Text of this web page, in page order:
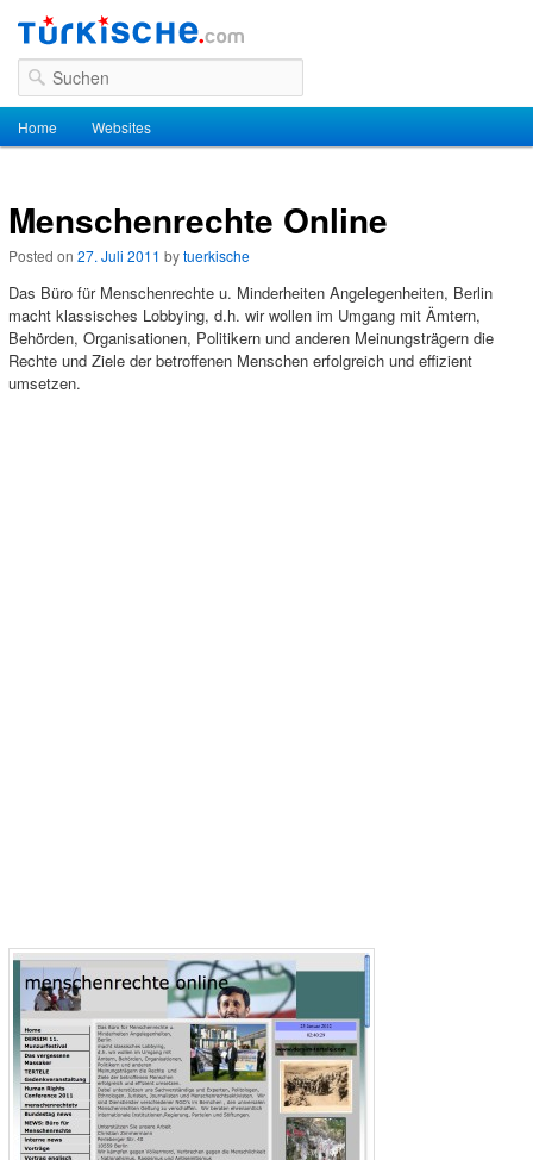
Suchen
Hauptmenü
Zum Inhalt wechseln
Zum sekundären Inhalt wechseln
Home Websites
Menschenrechte Online
Posted on 27. Juli 2011 bytuerkische
Das Büro für Menschenrechte u. Minderheiten Angelegenheiten, Berlin
macht klassisches Lobbying, d.h. wir wollen im Umgang mit Ämtern,
Behörden, Organisationen, Politikern und anderen Meinungsträgern die
Rechte und Ziele der betroffenen Menschen erfolgreich und effizient
umsetzen.